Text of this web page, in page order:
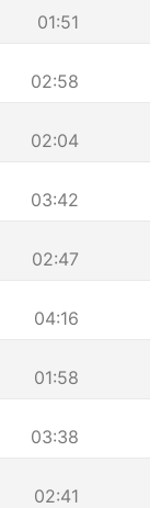
01:51
02:58
02:04
03:42
02:47
04:16
01:58
03:38
02:41